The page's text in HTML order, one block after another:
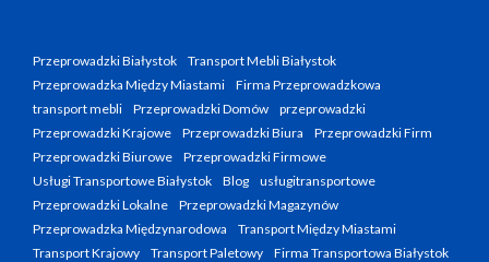
Przeprowadzki Białystok
Transport Mebli Białystok
Przeprowadzka Między Miastami
Firma Przeprowadzkowa
transport mebli
Przeprowadzki Domów
przeprowadzki
Przeprowadzki Krajowe
Przeprowadzki Biura
Przeprowadzki Firm
Przeprowadzki Biurowe
Przeprowadzki Firmowe
Usługi Transportowe Białystok
Blog
usługitransportowe
Przeprowadzki Lokalne
Przeprowadzki Magazynów
Przeprowadzka Międzynarodowa
Transport Między Miastami
Transport Krajowy
Transport Paletowy
Firma Transportowa Białystok